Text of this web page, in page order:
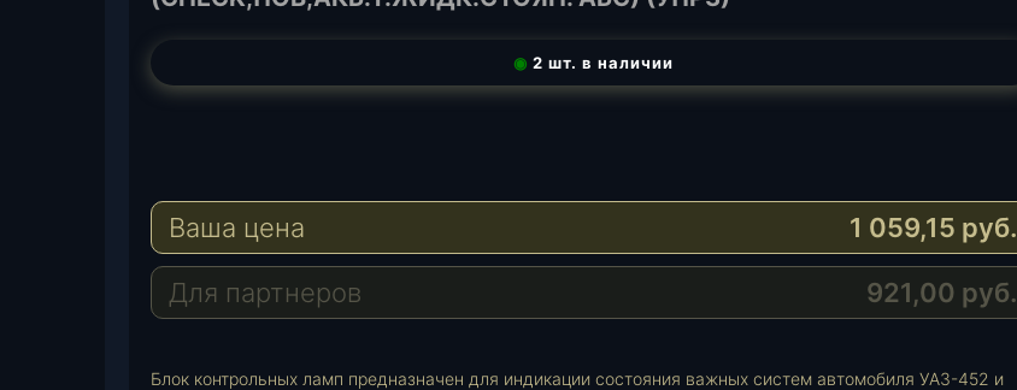
◉ 2 шт. в наличии
e
r
a
m
a
s
A
p
a
i
l
Ваша цена 1 059,15 руб.
Для партнеров 921,00 руб.
Блок контрольных ламп предназначен для индикации состояния важных систем автомобиля УАЗ-452 и